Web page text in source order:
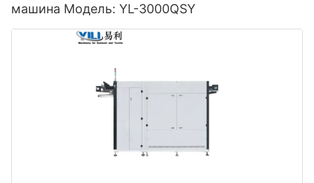
машина Модель: YL-3000QSY